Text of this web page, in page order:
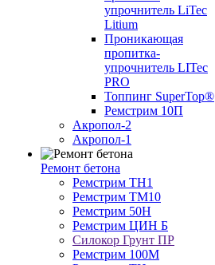
упрочнитель LiTec
Litium
Проникающая
пропитка-
упрочнитель LITec
PRO
Топпинг SuperTop®
Ремстрим 10П
Акропол-2
Акропол-1
Ремонт бетона
Ремстрим ТН1
Ремстрим ТМ10
Ремстрим 50Н
Ремстрим ЦИН Б
Силокор Грунт ПР
Ремстрим 100М